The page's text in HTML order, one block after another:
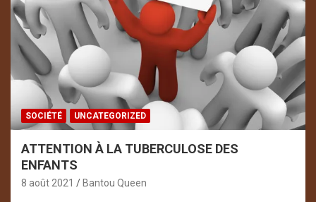
SOCIÉTÉ UNCATEGORIZED
ATTENTION À LA TUBERCULOSE DES
ENFANTS
8 août 2021 Bantou Queen